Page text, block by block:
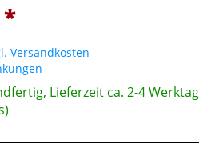
*
Versandkosten
Lieferzeit ca. 2-4